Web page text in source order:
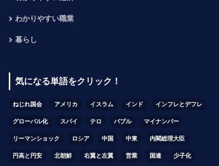
わかりやすい職業
暮らし
気になる単語をクリック！
ねじれ国会 アメリカ イスラム インド インフレとデフレ
グローバル化 スパイ テロ バブル マイナンバー
リーマンショック ロシア 中国 中東 内閣総理大臣
円高と円安 北朝鮮 右翼と左翼 営業 国連 少子化